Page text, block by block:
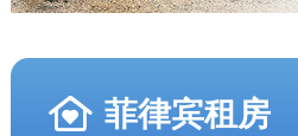
菲律宾租房